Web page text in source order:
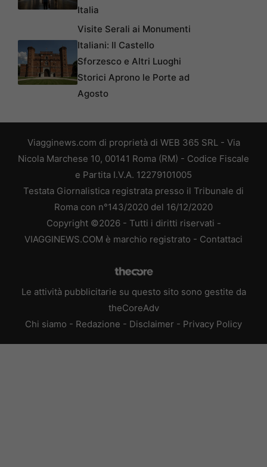
Italia
Visite Serali ai Monumenti
Italiani: Il Castello
Sforzesco e Altri Luoghi
Storici Aprono le Porte ad
Agosto
Viagginews.com di proprietà di WEB 365 SRL - Via
Nicola Marchese 10, 00141 Roma (RM) - Codice Fiscale
e Partita I.V.A. 12279101005
Testata Giornalistica registrata presso il Tribunale di
Roma con n°143/2020 del 16/12/2020
Copyright ©2026 - Tutti i diritti riservati -
VIAGGINEWS.COM è marchio registrato - Contattaci
Le attività pubblicitarie su questo sito sono gestite da
theCoreAdv
Chi siamo - Redazione - Disclaimer - Privacy Policy